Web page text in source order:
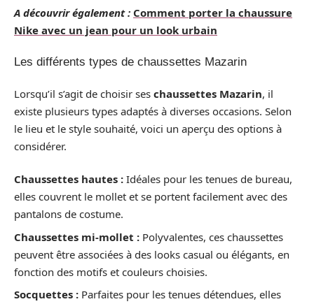
A découvrir également : Comment porter la chaussure
Nike avec un jean pour un look urbain
Les différents types de chaussettes Mazarin
Lorsqu’il s’agit de choisir ses chaussettes Mazarin, il
existe plusieurs types adaptés à diverses occasions. Selon
le lieu et le style souhaité, voici un aperçu des options à
considérer.
Chaussettes hautes : Idéales pour les tenues de bureau,
elles couvrent le mollet et se portent facilement avec des
pantalons de costume.
Chaussettes mi-mollet : Polyvalentes, ces chaussettes
peuvent être associées à des looks casual ou élégants, en
fonction des motifs et couleurs choisies.
Socquettes : Parfaites pour les tenues détendues, elles